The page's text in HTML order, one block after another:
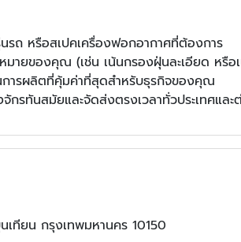
รถ หรือสเปคเครื่องฟอกอากาศที่ต้องการ
มายของคุณ (เช่น เน้นกรองฝุ่นละเอียด หรื
การผลิตที่คุ้มค่าที่สุดสำหรับธุรกิจของคุณ
รทันสมัยและจัดส่งตรงเวลาทั่วประเทศและ
ทียน กรุงเทพมหานคร 10150